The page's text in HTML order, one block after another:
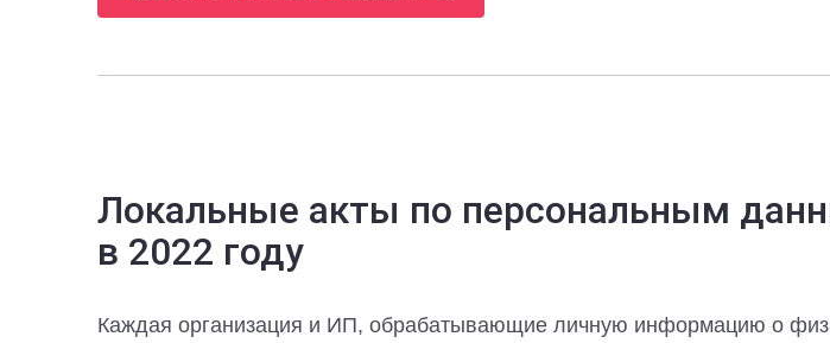
Локальные акты по персональным
в 2022 году
Каждая организация и ИП, обрабатывающие личную информацию о